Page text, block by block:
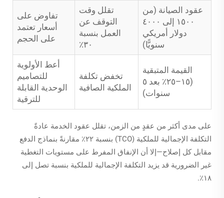
عقود الصيانة (من
١٥٠٠ إلى ٤٠٠٠
دولار أمريكي
سنويًّا)
تقلل وقت
التوقف عن
العمل بنسبة
٣٠٪
تفاوض على
أسعار تعتمد
على الحجم
القيمة المتبقية
(١٥–٢٥٪ بعد ٥
سنوات)
تخفض تكلفة
الملكية الصافية
أعط الأولوية
للتصاميم
الوحدية القابلة
للترقية
على مدى أكثر من عقدٍ من الزمن، تقلل عقود الخدمة عادةً
التكلفة الإجمالية للملكية (TCO) بنسبة ٢٢٪ مقارنةً بنماذج الدفع
مقابل كل إصلاح—إلا أن الإنفاق المفرط على مستويات التغطية
غير الضرورية قد يزيد التكلفة الإجمالية للملكية بنسبة تصل إلى
١٨٪.